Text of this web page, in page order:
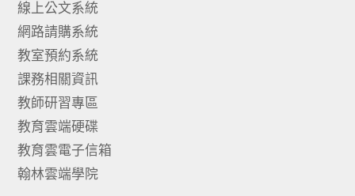
線上公文系統
網路請購系統
教室預約系統
課務相關資訊
教師研習專區
教育雲端硬碟
教育雲電子信箱
翰林雲端學院